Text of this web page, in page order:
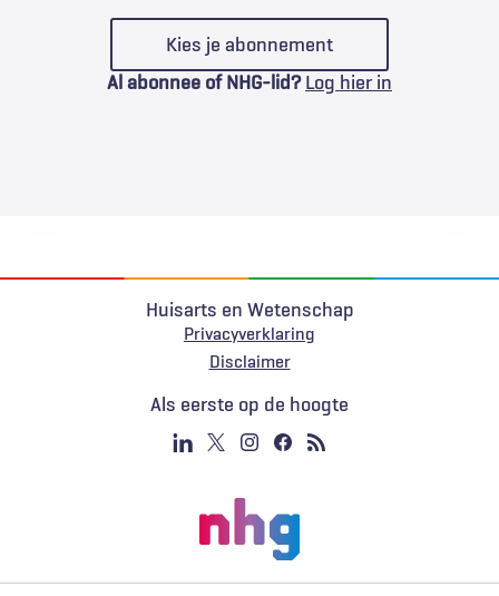
Kies je abonnement
Al abonnee of NHG-lid? Log hier in
Huisarts en Wetenschap
Privacyverklaring
Voet
Disclaimer
Als eerste op de hoogte